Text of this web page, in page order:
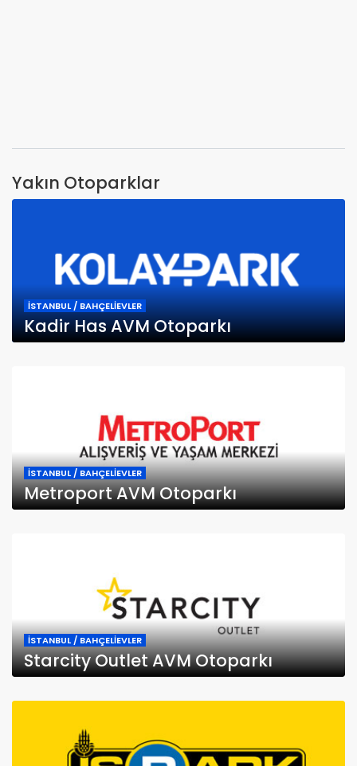
Yakın Otoparklar
İSTANBUL / BAHÇELİEVLER
Kadir Has AVM Otoparkı
İSTANBUL / BAHÇELİEVLER
Metroport AVM Otoparkı
İSTANBUL / BAHÇELİEVLER
Starcity Outlet AVM Otoparkı